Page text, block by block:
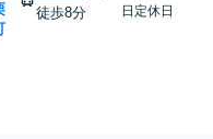
徒歩8分
日定休日